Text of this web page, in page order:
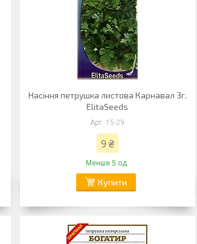
Насіння петрушка листова Карнавал 3г.
ElitaSeeds
15-29
9 ₴
Менше 5 од.
Купити